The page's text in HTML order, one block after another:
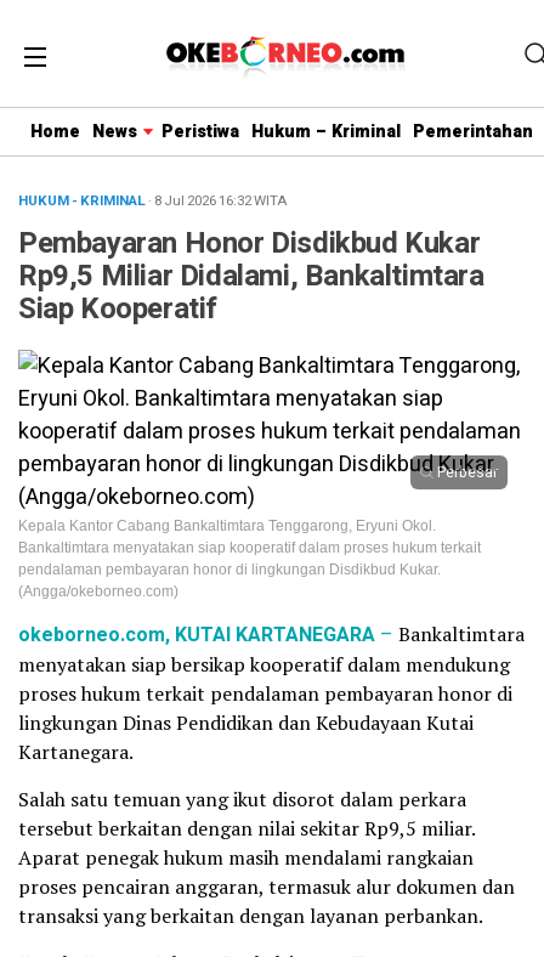
Home News Peristiwa Hukum – Kriminal Pemerintahan
HUKUM - KRIMINAL· 8 Jul 202616:32WITA
Pembayaran Honor Disdikbud Kukar
Rp9,5 Miliar Didalami, Bankaltimtara
Siap Kooperatif
Perbesar
Kepala Kantor Cabang Bankaltimtara Tenggarong, Eryuni Okol.
Bankaltimtara menyatakan siap kooperatif dalam proses hukum terkait
pendalaman pembayaran honor di lingkungan Disdikbud Kukar.
(Angga/okeborneo.com)
okeborneo.com, KUTAI KARTANEGARA – Bankaltimtara
menyatakan siap bersikap kooperatif dalam mendukung
proses hukum terkait pendalaman pembayaran honor di
lingkungan Dinas Pendidikan dan Kebudayaan Kutai
Kartanegara.
Salah satu temuan yang ikut disorot dalam perkara
tersebut berkaitan dengan nilai sekitar Rp9,5 miliar.
Aparat penegak hukum masih mendalami rangkaian
proses pencairan anggaran, termasuk alur dokumen dan
transaksi yang berkaitan dengan layanan perbankan.